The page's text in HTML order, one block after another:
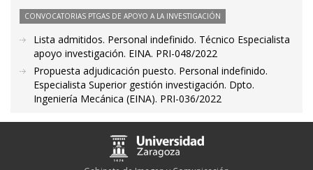
CONVOCATORIAS PTGAS DE APOYO A LA INVESTIGACIÓN
Lista admitidos. Personal indefinido. Técnico Especialista
apoyo investigación. EINA. PRI-048/2022
Propuesta adjudicación puesto. Personal indefinido.
Especialista Superior gestión investigación. Dpto.
Ingeniería Mecánica (EINA). PRI-036/2022